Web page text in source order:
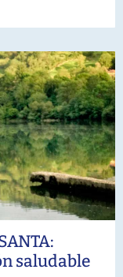
saludable